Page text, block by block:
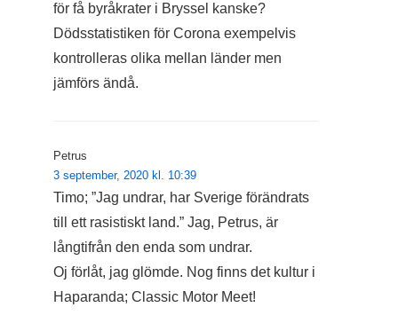
för få byråkrater i Bryssel kanske?
Dödsstatistiken för Corona exempelvis
kontrolleras olika mellan länder men
jämförs ändå.
Petrus
3 september, 2020 kl. 10:39
Timo; ”Jag undrar, har Sverige förändrats
till ett rasistiskt land.” Jag, Petrus, är
långtifrån den enda som undrar.
Oj förlåt, jag glömde. Nog finns det kultur i
Haparanda; Classic Motor Meet!